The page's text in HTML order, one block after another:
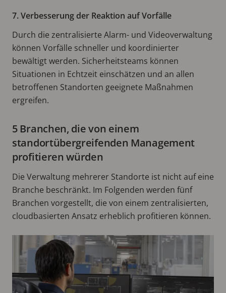
7. Verbesserung der Reaktion auf Vorfälle
Durch die zentralisierte Alarm- und Videoverwaltung
können Vorfälle schneller und koordinierter
bewältigt werden. Sicherheitsteams können
Situationen in Echtzeit einschätzen und an allen
betroffenen Standorten geeignete Maßnahmen
ergreifen.
5 Branchen, die von einem
standortübergreifenden Management
profitieren würden
Die Verwaltung mehrerer Standorte ist nicht auf eine
Branche beschränkt. Im Folgenden werden fünf
Branchen vorgestellt, die von einem zentralisierten,
cloudbasierten Ansatz erheblich profitieren können.